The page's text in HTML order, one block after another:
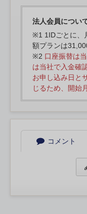
法人会員につい
※1 1IDごとに、
額プランは
※2 口座振替は
は当社で入金確
お申し込み日と
じるため、開始
コメント